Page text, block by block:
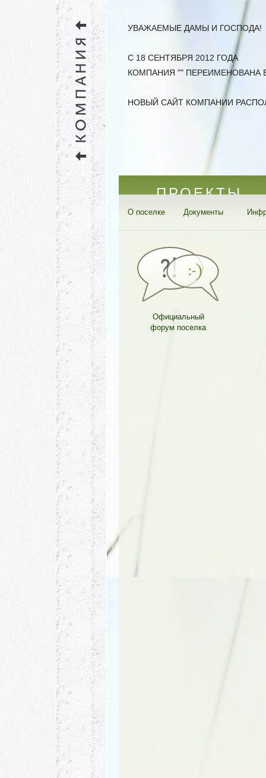
УВАЖАЕМЫЕ ДАМЫ И ГОСПОДА!
С 18 СЕНТЯБРЯ 2012 ГОДА
КОМПАНИЯ "" ПЕРЕИМЕНОВАНА
НОВЫЙ САЙТ КОМПАНИИ
ПРОЕКТЫ
О поселке Документы
Официальный
форум поселка